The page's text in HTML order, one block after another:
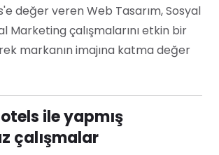
değer veren Web Tasarım, Sosyal
Marketing çalışmalarını etkin bir
markanın imajına katma değer
ile yapmış
çalışmalar